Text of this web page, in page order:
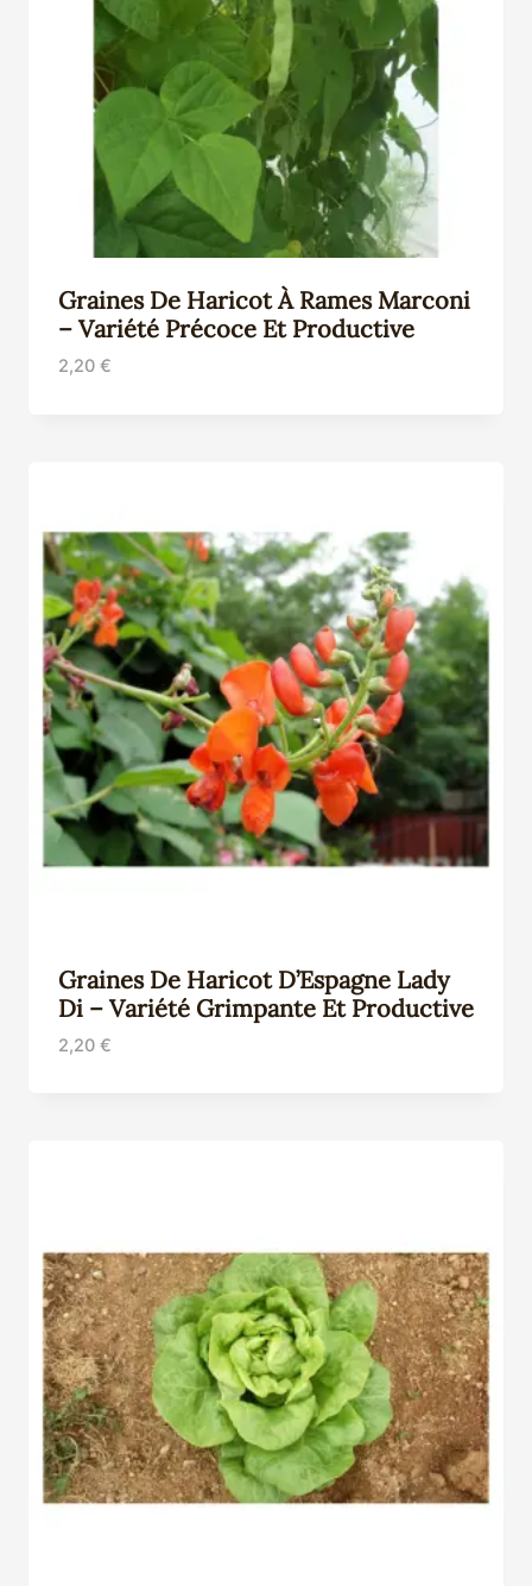
Graines De Haricot À Rames Marconi
– Variété Précoce Et Productive
2,20 €
Graines De Haricot D’Espagne Lady
Di – Variété Grimpante Et Productive
2,20 €